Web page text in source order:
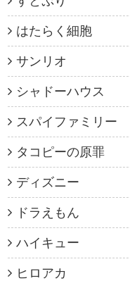
はたらく細胞
サンリオ
シャドーハウス
スパイファミリー
タコピーの原罪
ディズニー
ドラえもん
ハイキュー
ヒロアカ